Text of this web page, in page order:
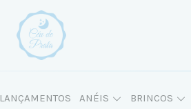
LANÇAMENTOS ANÉIS BRINCOS